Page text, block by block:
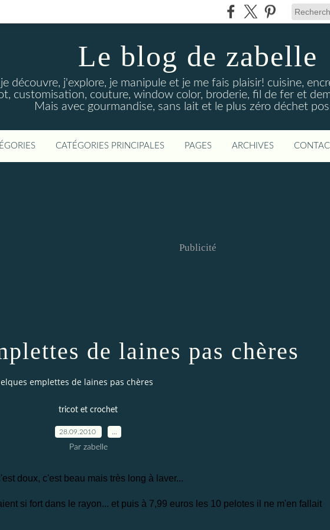
Le blog de zabelle
découvre, j'explore, je manipule et je me fais plaisir! cuisine,
customisation, couture, window color, broderie, fil de fer et
Mais avec gourmandise, sans lait et le plus zéro déchet
CATÉGORIES PRINCIPALES PAGES ARCHIVES
Publicité
de laines pas chères
emplettes de laines pas chères
tricot et crochet
28.09.2010
Par zabelle
doux, c'est beau mais très long à laver...
si fort dans le rayon... et puis à 7,99 euros les 10 pelotes il ne m'en fallait